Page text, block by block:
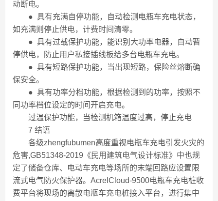
动断电。
● 具有充满自停功能，自动检测电瓶车充电状态，
如充满则停止供电，计费时间清零。
● 具有过载保护功能，能识别大功率电器，自动暂
停供电，防止用户私接插线板给多台电瓶车充电。
● 具有短路保护功能，当出现短路，保险丝熔断确
保安全。
● 具有功率分档功能，根据检测到的功率，按照不
同功率档位设定的时间开启充电。
过温保护功能，当检测机箱温度过高，停止充电
7 结语
各级zhengfubumen高度重视电瓶车充电引发火灾的
危害,GB51348-2019《民用建筑电气设计标准》中也规
定了储备仓库、电动车充电等场所的末端回路应设置限
流式电气防火保护器。AcrelCloud-9500电瓶车充电桩收
费平台将现场的离散电瓶车充电桩接入平台，进行集中